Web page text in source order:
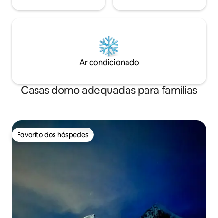
Ar condicionado
Casas domo adequadas para famílias
Favorito dos hóspedes
Favorito dos hóspedes